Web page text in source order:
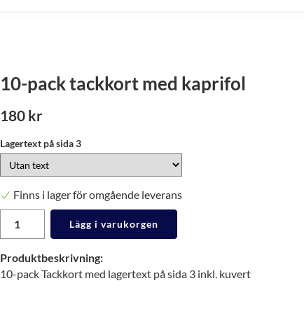
10-pack tackkort med kaprifol
180 kr
Lagertext på sida 3
Finns i lager för omgående leverans
Lägg i varukorgen
Produktbeskrivning:
10-pack Tackkort med lagertext på sida 3 inkl. kuvert